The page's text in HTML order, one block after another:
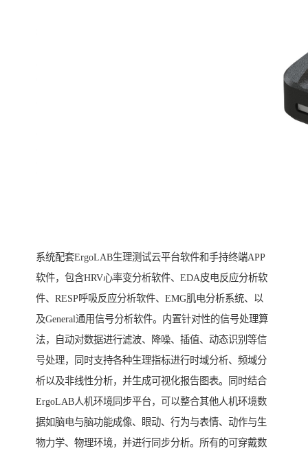
系统配套ErgoLAB生理测试云平台软件和手持终端APP
软件，包含HRV心率变分析软件、EDA皮电反应分析软
件、RESP呼吸反应分析软件、EMG肌电分析系统、以
及General通用信号分析软件。内置针对性的信号处理算
法，自动对数据进行滤波、降噪、插值、动态识别等信
号处理，同时支持各种生理指标进行时域分析、频域分
析以及非线性分析，并生成可视化报告图表。同时结合
ErgoLAB人机环境同步平台，可以整合其他人机环境数
据如脑电与脑功能成像、眼动、行为与表情、动作与生
物力学、物理环境，并进行同步分析。所有的可穿戴数